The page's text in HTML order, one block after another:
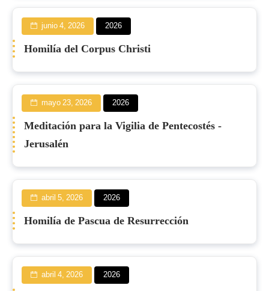
junio 4, 2026 2026
Homilía del Corpus Christi
mayo 23, 2026 2026
Meditación para la Vigilia de Pentecostés -
Jerusalén
abril 5, 2026 2026
Homilía de Pascua de Resurrección
abril 4, 2026 2026